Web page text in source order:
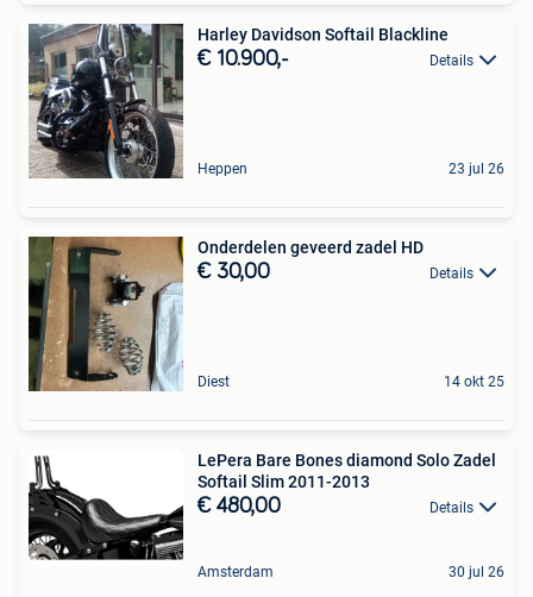
Harley Davidson Softail Blackline
€ 10.900,- Details
Heppen 23 jul 26
Onderdelen geveerd zadel HD
€ 30,00 Details
Diest 14 okt 25
LePera Bare Bones diamond Solo Zadel
Softail Slim 2011-2013
€ 480,00 Details
Amsterdam 30 jul 26